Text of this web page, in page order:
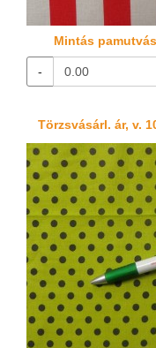
Mintás
-
Törzsvásárl. ár, v.